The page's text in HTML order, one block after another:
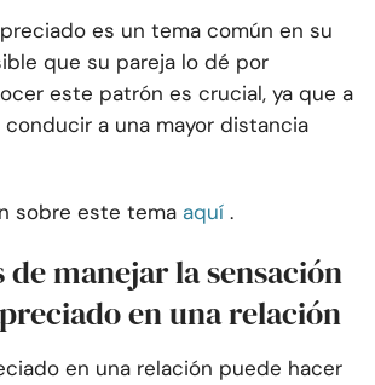
es un tema común en su
que su pareja lo dé por
este patrón es crucial, ya que a
a una mayor distancia
sobre este tema aquí .
de manejar la sensación
en una relación
en una relación puede hacer